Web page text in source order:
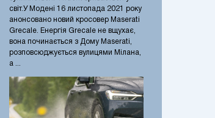
світ.​ У Модені 16 листопада 2021 року
анонсовано новий кросовер Maserati
Grecale. Енергія Grecale не вщухає,
вона починається з Дому Maserati,
розповсюджується вулицями Мілана,
а ...